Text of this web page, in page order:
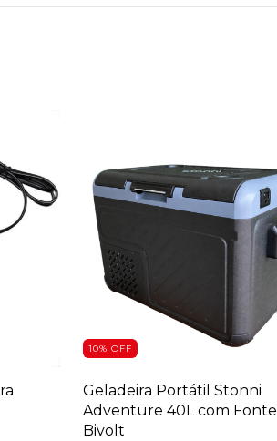
10% OFF
Geladeira Portátil Stonni
Adventure 40L com Fonte
Bivolt